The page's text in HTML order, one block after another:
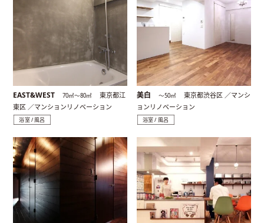
EAST&WEST 70㎡〜80㎡
東京都江
東区 ／マンションリノベーション
浴室 / 風呂
美白 〜50㎡
東京都渋谷区 ／マンシ
ョンリノベーション
浴室 / 風呂